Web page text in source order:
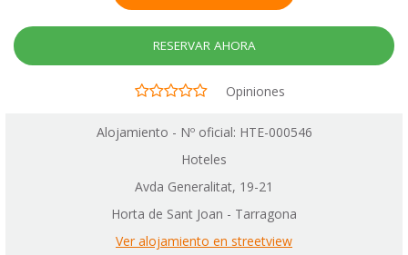
RESERVAR AHORA
Opiniones
Alojamiento - Nº oficial: HTE-000546
Hoteles
Avda Generalitat, 19-21
Horta de Sant Joan - Tarragona
Ver alojamiento en streetview